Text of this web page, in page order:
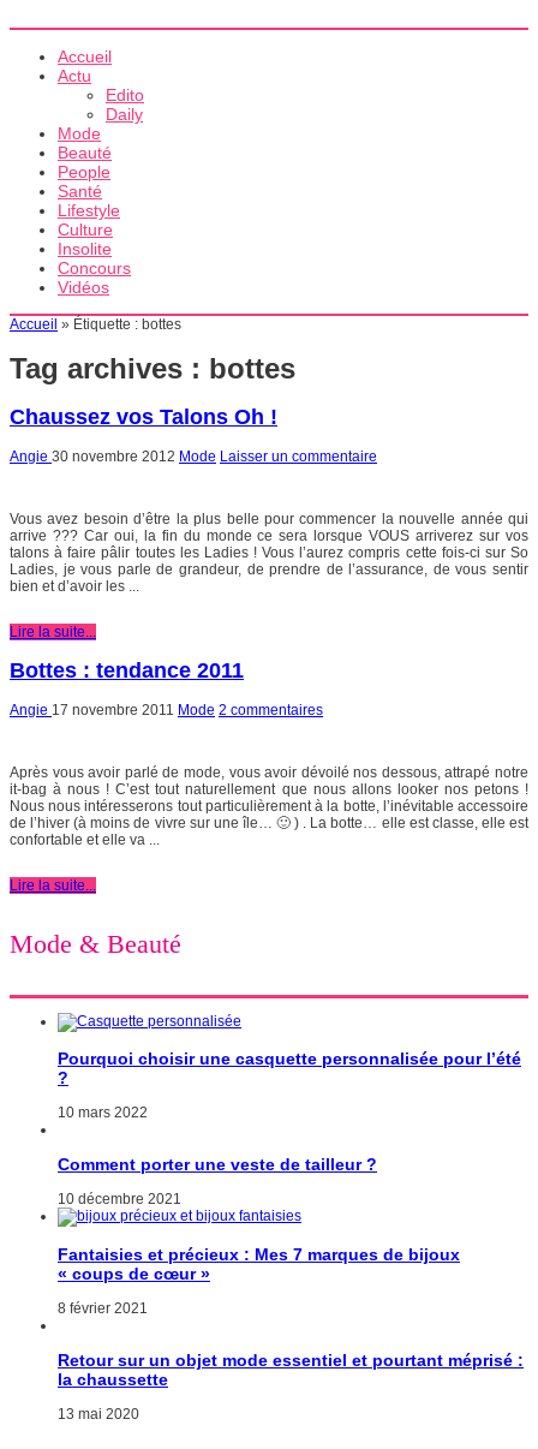
Accueil
Actu
Edito
Daily
Mode
Beauté
People
Santé
Lifestyle
Culture
Insolite
Concours
Vidéos
Accueil » Étiquette : bottes
Tag archives : bottes
Chaussez vos Talons Oh !
Angie 30 novembre 2012 Mode Laisser un commentaire
Vous avez besoin d’être la plus belle pour commencer la nouvelle année qui
arrive ??? Car oui, la fin du monde ce sera lorsque VOUS arriverez sur vos
talons à faire pâlir toutes les Ladies ! Vous l’aurez compris cette fois-ci sur So
Ladies, je vous parle de grandeur, de prendre de l’assurance, de vous sentir
bien et d’avoir les ...
Lire la suite...
Bottes : tendance 2011
Angie 17 novembre 2011 Mode 2 commentaires
Après vous avoir parlé de mode, vous avoir dévoilé nos dessous, attrapé notre
it-bag à nous ! C’est tout naturellement que nous allons looker nos petons !
Nous nous intéresserons tout particulièrement à la botte, l’inévitable accessoire
de l’hiver (à moins de vivre sur une île… 🙂 ) . La botte… elle est classe, elle est
confortable et elle va ...
Lire la suite...
Mode & Beauté
Pourquoi choisir une casquette personnalisée pour l’été
?
10 mars 2022
Comment porter une veste de tailleur ?
10 décembre 2021
Fantaisies et précieux : Mes 7 marques de bijoux
« coups de cœur »
8 février 2021
Retour sur un objet mode essentiel et pourtant méprisé :
la chaussette
13 mai 2020